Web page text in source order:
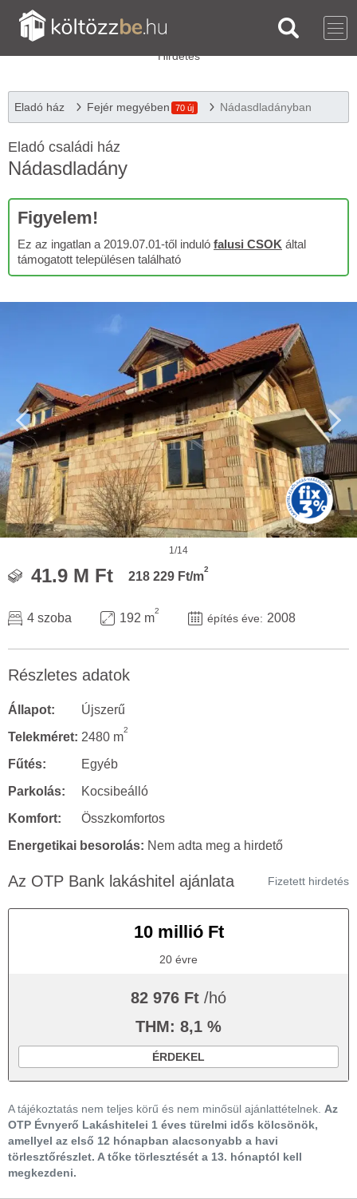
Eladó ház Fejér megyében 70 új Nádasdladányban
Eladó családi ház
Nádasdladány
Figyelem!
Ez az ingatlan a 2019.07.01-től induló falusi CSOK által
támogatott településen található
1/14
41.9 M Ft 218 229 Ft/m
2
4 szoba 192 m
2
építés éve: 2008
Részletes adatok
Állapot:
Újszerű
Telekméret: 2480 m
2
Fűtés:
Egyéb
Parkolás:
Kocsibeálló
Komfort:
Összkomfortos
Energetikai besorolás: Nem adta meg a hirdető
Az OTP Bank lakáshitel ajánlata Fizetett hirdetés
10 millió Ft
20 évre
82 976 Ft /hó
THM: 8,1 %
ÉRDEKEL
A tájékoztatás nem teljes körű és nem minősül ajánlattételnek. Az
OTP Évnyerő Lakáshitelei 1 éves türelmi idős kölcsönök,
amellyel az első 12 hónapban alacsonyabb a havi
törlesztőrészlet. A tőke törlesztését a 13. hónaptól kell
megkezdeni.